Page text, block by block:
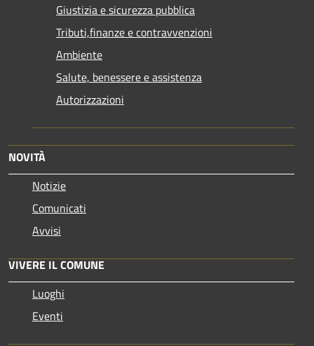
Giustizia e sicurezza pubblica
Tributi,finanze e contravvenzioni
Ambiente
Salute, benessere e assistenza
Autorizzazioni
NOVITÀ
Notizie
Comunicati
Avvisi
VIVERE IL COMUNE
Luoghi
Eventi